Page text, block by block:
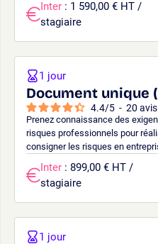
Inter : 1 590,00 € HT /
stagiaire
Document unique
4.4/5 - 20 avis
Prenez connaissance des
risques professionnels pour
consigner les risques en
1 jour
Inter : 899,00 € HT /
stagiaire
1 jour